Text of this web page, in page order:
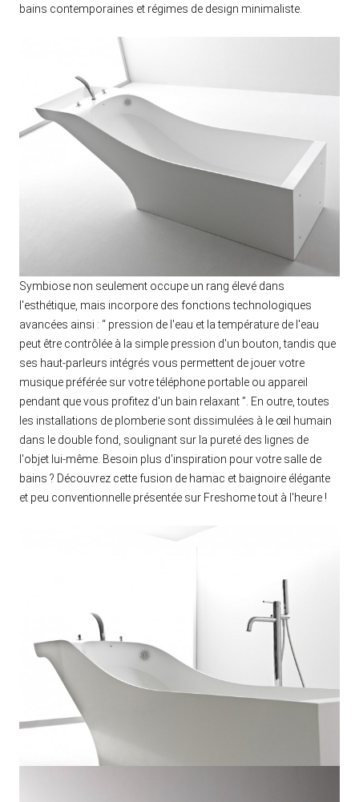
bains contemporaines et régimes de design minimaliste.
Symbiose non seulement occupe un rang élevé dans
l'esthétique, mais incorpore des fonctions technologiques
avancées ainsi : “ pression de l'eau et la température de l'eau
peut être contrôlée à la simple pression d'un bouton, tandis que
ses haut-parleurs intégrés vous permettent de jouer votre
musique préférée sur votre téléphone portable ou appareil
pendant que vous profitez d'un bain relaxant ”. En outre, toutes
les installations de plomberie sont dissimulées à le œil humain
dans le double fond, soulignant sur la pureté des lignes de
l'objet lui-même. Besoin plus d'inspiration pour votre salle de
bains ? Découvrez cette fusion de hamac et baignoire élégante
et peu conventionnelle présentée sur Freshome tout à l'heure !